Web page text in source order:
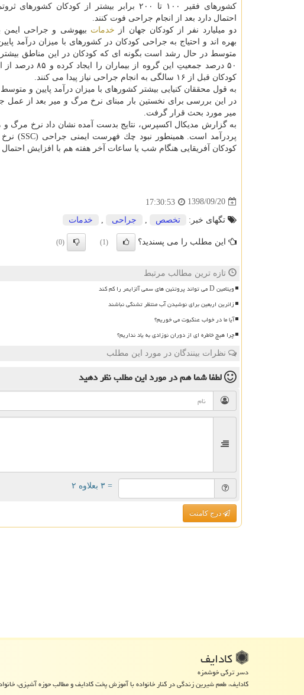
كشورهای فقیر ۱۰۰ تا ۲۰۰ برابر بیشتر از كودكان كشورهای
احتمال دارد بعد از انجام جراحی فوت كنند.
دو میلیارد نفر از كودكان جهان از خدمات بیهوشی و جراحی ایمن
بهره اند و احتیاج به جراحی كودكان در كشورهای با میزان درآمد
متوسط در حال رشد است بگونه ای كه كودكان در این مناطق بیشتر
۵۰ درصد جمعیتِ این گروه از بیماران را ایجاد كرده و
كودكان قبل از ۱۶ سالگی به انجام جراحی نیاز پیدا می كنند.
به قول محققان كنیایی بیشتر كشورهای با میزان درآمد پایین و
در این بررسی برای نخستین بار مبنای نرخ مرگ و میر بعد از
میر مورد بحث قرار گرفت.
كودكان آفریقایی هنگام شب یا ساعات آخر هفته هم با افزایش
1398/09/20
17:30:53
تگهای خبر: تخصص , جراحی , خدمات
این مطلب را می پسندید؟ (1)
(0)
تازه ترین مطالب مرتبط
ویتامین D می تواند پروتئین های سمی آلزایمر را کم کند
زائرین اربعین برای نوشیدن آب منتظر تشنگی نباشند
آیا ما در خواب عنکبوت می خوریم؟
چرا هیچ خاطره ای از دوران نوزادی به یاد نداریم؟
نظرات بینندگان در مورد این مطلب
لطفا شما همدر مورد این مطلبنظر دهید
= ۳ بعلاوه ۲
درج کامنت
كادایف
دسر ترکی خوشمزه
کادایف، طعم شیرین زندگی در کنار خانواده با آموزش پخت کادایف و مطالب حوزه آشپزی،